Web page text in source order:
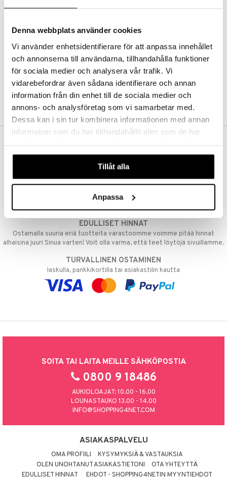
Denna webbplats använder cookies
Vi använder enhetsidentifierare för att anpassa innehållet
och annonserna till användarna, tillhandahålla funktioner
för sociala medier och analysera vår trafik. Vi
vidarebefordrar även sådana identifierare och annan
information från din enhet till de sociala medier och
annons- och analysföretag som vi samarbetar med.
Dessa kan i sin tur kombinera informationen med annan
information som du har tillhandahållit eller som de har
våra cookies vid fortsatt användande av vår webbplats.
Tillåt alla
Anpassa
Hyviä tarjouksia
Kestotilaus
Arvostele tuotteita
Toivelistat
LUO ASIAKAS
Aina maksuton vaihtoehto, huolimatta siitä ostatko yksittäisen
tuotteen tai koko tilauksellesi joka ylittää 50 €.
NOPEAT TOIMITUKSET
Ennen kello 13.00 tehdyt tilaukset lähetetään normaalisti samana
EDULLISET HINNAT
Ostamalla suuria eriä tuotteita varastoomme voimme pitää hinnat
alhaisina juuri Sinua varten! Voit olla varma, että teet löytöjä sivuillamme.
TURVALLINEN OSTAMINEN
laskulla, pankkikortilla tai asiakastilin kautta
SOITA TAI LAITA MEILLE SÄHKÖPOSTIA
0800 9 18486
AUKIOLOAJAT: 10.00 - 16.00
LOUNASTAUKO 13.00 - 14.00
INFO@SHOPPING4NET.COM
ASIAKASPALVELU
OMA PROFIILI
KYSYMYKSIÄ & VASTAUKSIA
OLEN UNOHTANUT ASIAKASTIETONI
OTA YHTEYTTÄ
EDULLISET HINNAT
EHDOT - SHOPPING4NETIN MYYNTIEHDOT